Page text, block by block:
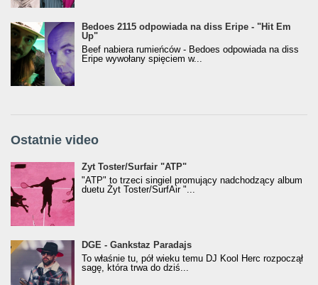
Bedoes 2115 odpowiada na diss Eripe - "Hit Em
Up"
Beef nabiera rumieńców - Bedoes odpowiada na diss
Eripe wywołany spięciem w...
Ostatnie video
Żyt Toster/SurfAir - ATP VIDEO
Żyt Toster/Surfair "ATP"
"ATP" to trzeci singiel promujący nadchodzący album
duetu Żyt Toster/SurfAir "...
donGURALesko z nagrodą za
Klasyczny/Trueschoolowy Album Roku
(Popkillery 2023)
DGE - Gankstaz Paradajs
To właśnie tu, pół wieku temu DJ Kool Herc rozpoczął
sagę, która trwa do dziś...